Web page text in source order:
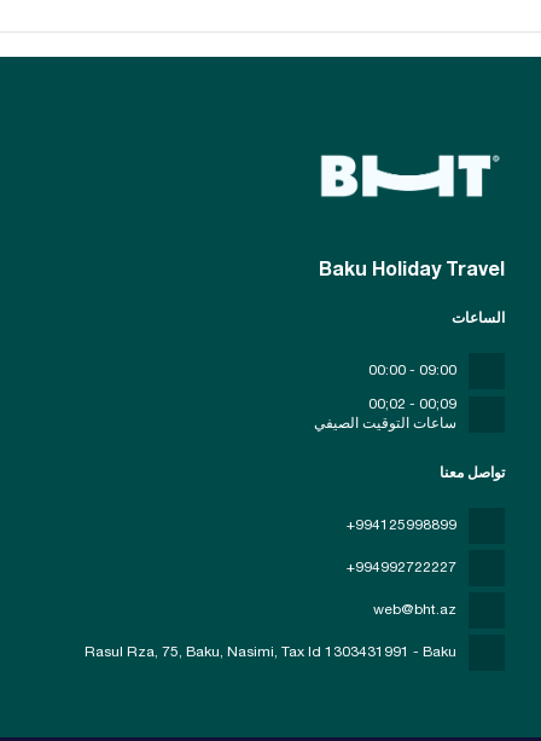
Baku Holiday Travel
تواصل معنا
+994125998899
+994992722227
web@bht.az
Rasul Rza, 75, Baku, Nasimi, Tax Id 1303431991 - Baku
الساعات
09:00 - 00:00
09;00 - 02;00
ساعات التوقيت الصيفي